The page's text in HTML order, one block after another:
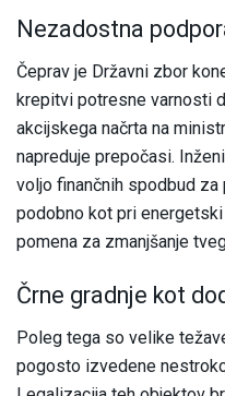
Nezadostna
Čeprav je Državni zbor
krepitvi potresne varnosti
akcijskega načrta na
napreduje prepočasi.
voljo finančnih spodbud
podobno kot pri
pomena za zmanjšanje
Črne gradnje kot
Poleg tega so velike
pogosto izvedene